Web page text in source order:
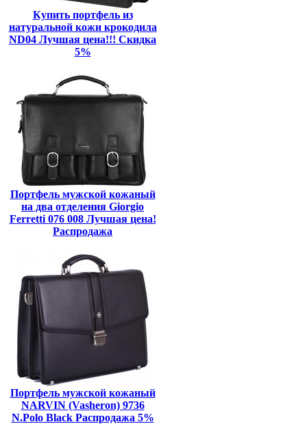
Купить портфель из
натуральной кожи крокодила
ND04 Лучшая цена!!! Скидка
5%
Портфель мужской кожаный
на два отделения Giorgio
Ferretti 076 008 Лучшая цена!
Распродажа
Портфель мужской кожаный
NARVIN (Vasheron) 9736
N.Polo Black Распродажа 5%